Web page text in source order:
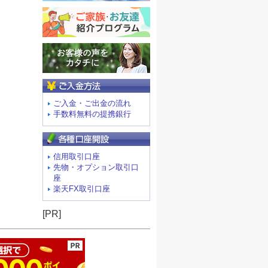
ご入金・ご出金の流れ
手数料無料の提携銀行
信用取引口座
先物・オプション取引口
座
楽天FX取引口座
[PR]